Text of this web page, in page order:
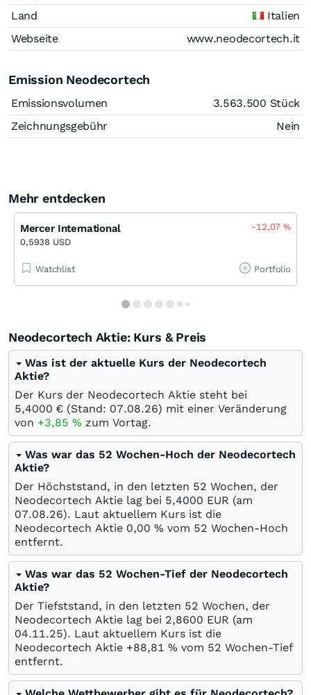
Land
Italien
Webseite
www.neodecortech.it
Emission Neodecortech
Emissionsvolumen 3.563.500 Stück
Zeichnungsgebühr
Nein
Mehr entdecken
Mercer International
0,5938 USD
-12,07%
Watchlist Portfolio
Neodecortech Aktie: Kurs & Preis
Was ist der aktuelle Kurs der Neodecortech
Aktie?
Der Kurs der Neodecortech Aktie steht bei
5,4000 € (Stand: 07.08.26) mit einer Veränderung
von +3,85 % zum Vortag.
Was war das 52 Wochen-Hoch der Neodecortech
Aktie?
Der Höchststand, in den letzten 52 Wochen, der
Neodecortech Aktie lag bei 5,4000 EUR (am
07.08.26). Laut aktuellem Kurs ist die
Neodecortech Aktie 0,00 % vom 52 Wochen-Hoch
entfernt.
Was war das 52 Wochen-Tief der Neodecortech
Aktie?
Der Tiefststand, in den letzten 52 Wochen, der
Neodecortech Aktie lag bei 2,8600 EUR (am
04.11.25). Laut aktuellem Kurs ist die
Neodecortech Aktie +88,81 % vom 52 Wochen-Tief
entfernt.